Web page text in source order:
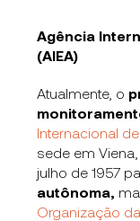
Agência
(AIEA)
Atualmente, o
Internacional
sede em
julho de 1957
autônoma,
Organização